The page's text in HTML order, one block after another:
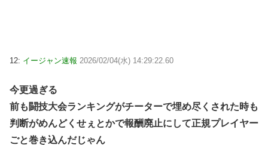
12: イージャン速報 2026/02/04(水) 14:29:22.60
今更過ぎる
前も闘技大会ランキングがチーターで埋め尽くされた時も
判断がめんどくせぇとかで報酬廃止にして正規プレイヤー
ごと巻き込んだじゃん